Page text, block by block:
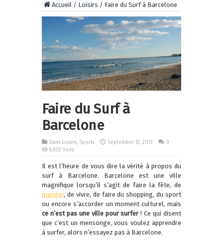
Accueil / Loisirs / Faire du Surf à Barcelone
Faire du Surf à
Barcelone
Dans Loisirs, Sports Septembre 12, 2013
0
8,602 Vues
Il est l’heure de vous dire la vérité à propos du
surf à Barcelone. Barcelone est une ville
magnifique lorsqu’il s’agit de faire la fête, de
manger, de vivre, de faire du shopping, du sport
ou encore s’accorder un moment culturel, mais
ce n’est pas une ville pour surfer ! Ce qui disent
que c’est un mensonge, vous voulez apprendre
à surfer, alors n’essayez pas à Barcelone.